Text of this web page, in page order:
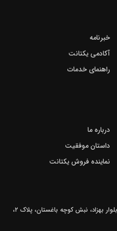
خبرنامه
آکادمی یکتانت
راهنمای خدمات
درباره ما
داستان موفقیت
نماینده فروش یکتانت
سعادت‌آباد، بالاتر از میدان کاج، بلوار بهزاد، نبش کوچه باغستان، پلاک ۲،